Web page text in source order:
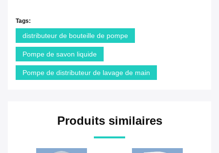
Tags:
distributeur de bouteille de pompe
Pompe de savon liquide
Pompe de distributeur de lavage de main
Produits similaires